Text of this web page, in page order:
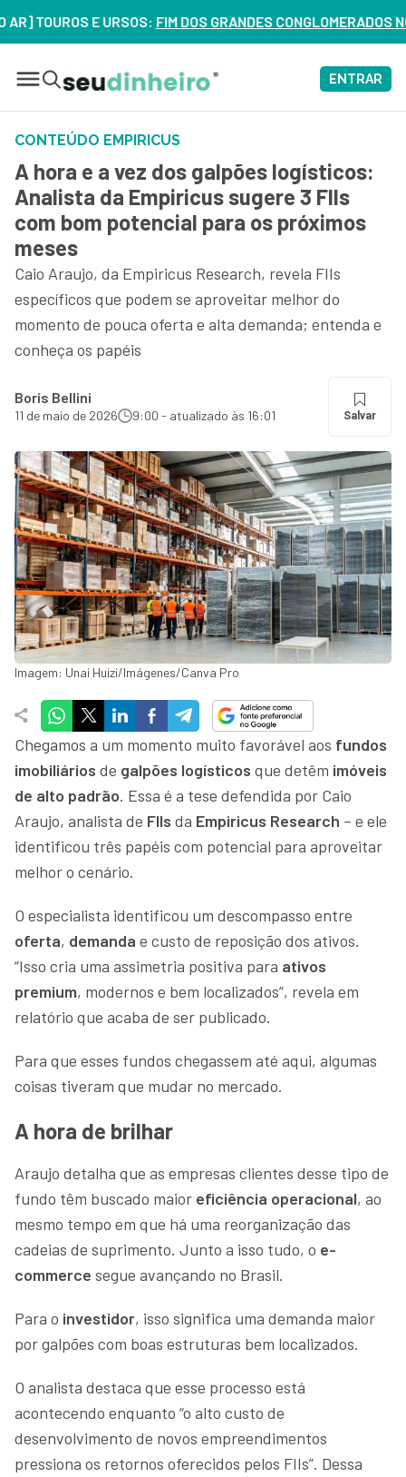
E URSOS:FIM DOS GRANDES CONGLOMERADOS NO
ENTRAR
CONTEÚDO EMPIRICUS
A hora e a vez dos galpões logísticos:
Analista da Empiricus sugere 3 FIIs
com bom potencial para os próximos
meses
Caio Araujo, da Empiricus Research, revela FIIs
específicos que podem se aproveitar melhor do
momento de pouca oferta e alta demanda; entenda e
conheça os papéis
Boris Bellini
11 de maio de 2026 9:00 - atualizado às 16:01 Salvar
Imagem: Unai Huizi/Imágenes/Canva Pro
Chegamos a um momento muito favorável aos fundos
imobiliários de galpões logísticos que detêm imóveis
de alto padrão. Essa é a tese defendida por Caio
Araujo, analista de FIIs da Empiricus Research – e ele
identificou três papéis com potencial para aproveitar
melhor o cenário.
O especialista identificou um descompasso entre
oferta, demanda e custo de reposição dos ativos.
“Isso cria uma assimetria positiva para ativos
premium, modernos e bem localizados”, revela em
relatório que acaba de ser publicado.
Para que esses fundos chegassem até aqui, algumas
coisas tiveram que mudar no mercado.
A hora de brilhar
Araujo detalha que as empresas clientes desse tipo de
fundo têm buscado maior eficiência operacional, ao
mesmo tempo em que há uma reorganização das
cadeias de suprimento. Junto a isso tudo, o e-
commerce segue avançando no Brasil.
Para o investidor, isso significa uma demanda maior
por galpões com boas estruturas bem localizados.
O analista destaca que esse processo está
acontecendo enquanto “o alto custo de
desenvolvimento de novos empreendimentos
pressiona os retornos oferecidos pelos FIIs”. Dessa